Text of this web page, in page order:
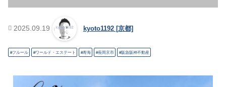
2025.09.19 kyoto1192 [京都]
フルール ワールド・エステート 寿海 長岡京市 阪急阪神不動産